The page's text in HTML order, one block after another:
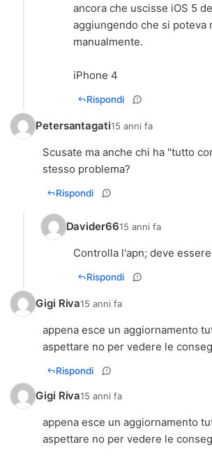
ancora che uscisse iOS 5
aggiungendo che si poteva
manualmente.
iPhone 4
Rispondi
Petersantagati15 anni fa
Scusate ma anche chi ha "tutto
stesso problema?
Rispondi
Davider6615 anni fa
Controlla l'apn; deve
Rispondi
Gigi Riva15 anni fa
appena esce un aggiornamento
aspettare no per vedere le
Rispondi
Gigi Riva15 anni fa
appena esce un aggiornamento
aspettare no per vedere le